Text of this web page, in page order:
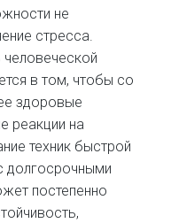
не
стресса.
человеческой
в том, чтобы со
здоровые
реакции на
техник быстрой
долгосрочными
постепенно